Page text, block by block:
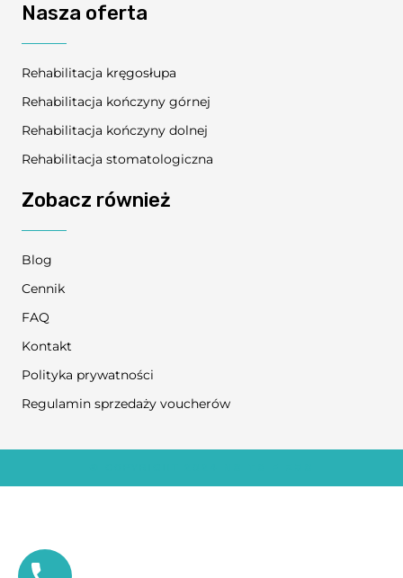
Nasza oferta
Rehabilitacja kręgosłupa
Rehabilitacja kończyny górnej
Rehabilitacja kończyny dolnej
Rehabilitacja stomatologiczna
Zobacz również
Blog
Cennik
FAQ
Kontakt
Polityka prywatności
Regulamin sprzedaży voucherów